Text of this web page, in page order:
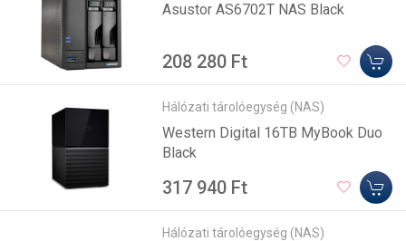
Asustor AS6702T NAS Black
208 280 Ft
Hálózati tárolóegység (NAS)
Western Digital 16TB MyBook Duo
Black
317 940 Ft
Hálózati tárolóegység (NAS)